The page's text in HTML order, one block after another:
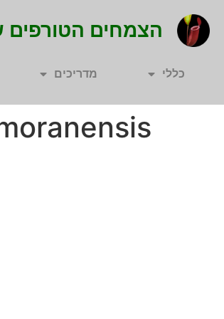
הצמחים הטורפים
כללי מדריכים